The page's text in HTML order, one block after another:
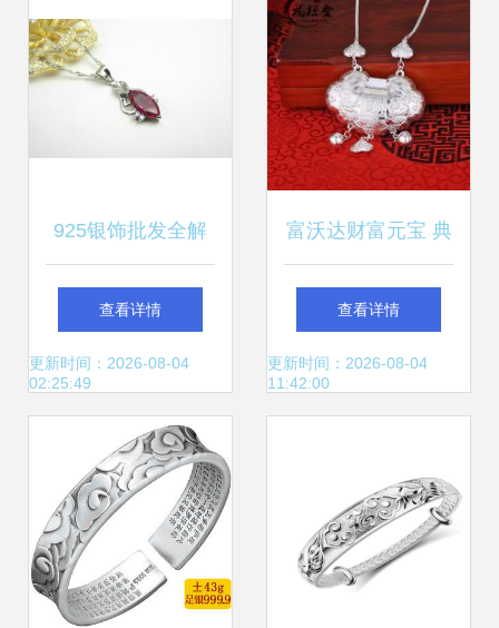
925银饰批发全解
析 红刚玉吊坠与纯
银项链的时尚商机
查看详情
更新时间：2026-08-04
02:25:49
富沃达财富元宝 典
藏纯银雅韵，传递
祥瑞祝福
查看详情
更新时间：2026-08-04
11:42:00